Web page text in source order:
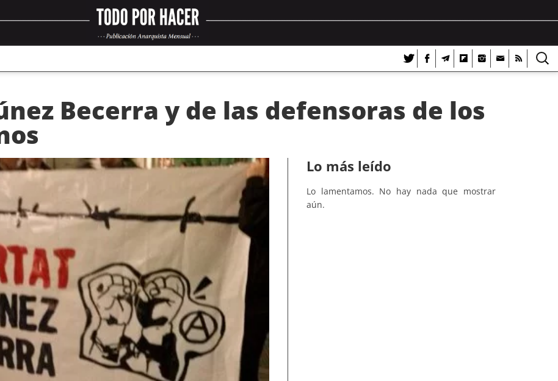
Becerra y de las defensoras de los
Lo más leído
Lo lamentamos. No hay nada que mostrar
aún.